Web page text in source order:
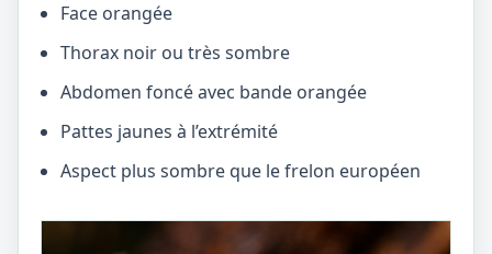
Face orangée
Thorax noir ou très sombre
Abdomen foncé avec bande orangée
Pattes jaunes à l’extrémité
Aspect plus sombre que le frelon européen